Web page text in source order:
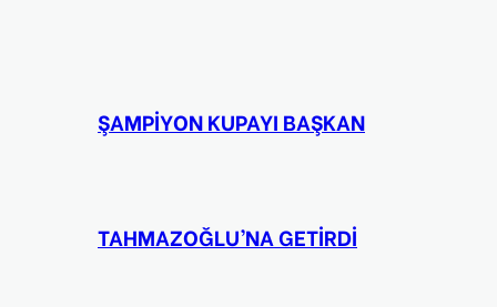
ŞAMPİYON KUPAYI BAŞKAN
TAHMAZOĞLU’NA GETİRDİ